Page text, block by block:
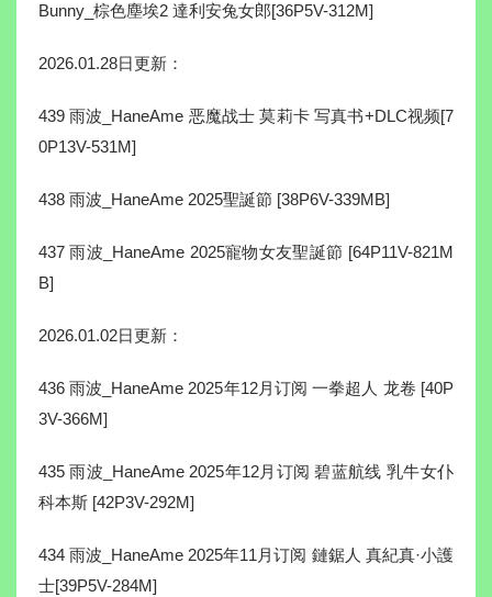
Bunny_棕色塵埃2 達利安兔女郎[36P5V-312M]
2026.01.28日更新：
439 雨波_HaneAme 恶魔战士 莫莉卡 写真书+DLC视频[7
0P13V-531M]
438 雨波_HaneAme 2025聖誕節 [38P6V-339MB]
437 雨波_HaneAme 2025寵物女友聖誕節 [64P11V-821M
B]
2026.01.02日更新：
436 雨波_HaneAme 2025年12月订阅 一拳超人 龙卷 [40P
3V-366M]
435 雨波_HaneAme 2025年12月订阅 碧蓝航线 乳牛女仆
科本斯 [42P3V-292M]
434 雨波_HaneAme 2025年11月订阅 鏈鋸人 真紀真·小護
士[39P5V-284M]